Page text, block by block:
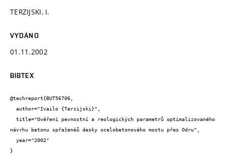
TERZIJSKI, I.
VYDÁNO
01.11.2002
BIBTEX
@techreport{BUT56706,
návrhu betonu spřaženéů desky ocelobetonového mostu přes Odru",
}